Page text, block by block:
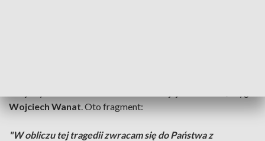
Wojciech Wanat. Oto fragment:
"W obliczu tej tragedii zwracam się do Państwa z